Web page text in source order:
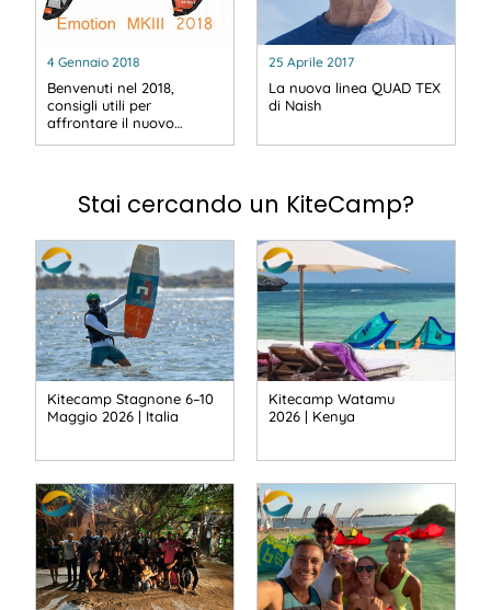
4 Gennaio 2018
Benvenuti nel 2018,
consigli utili per
affrontare il nuovo…
25 Aprile 2017
La nuova linea QUAD TEX
di Naish
Stai cercando un KiteCamp?
Kitecamp Stagnone 6–10
Maggio 2026 | Italia
Kitecamp Watamu
2026 | Kenya